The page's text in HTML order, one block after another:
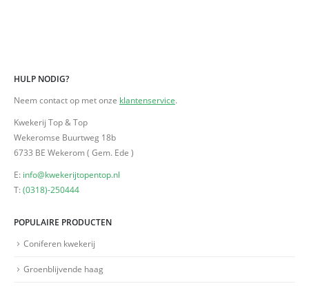
HULP NODIG?
Neem contact op met onze klantenservice.
Kwekerij Top & Top
Wekeromse Buurtweg 18b
6733 BE Wekerom ( Gem. Ede )
E: info@kwekerijtopentop.nl
T:(0318)-250444
POPULAIRE PRODUCTEN
Coniferen kwekerij
Groenblijvende haag